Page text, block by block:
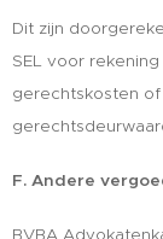
Dit zijn
SEL voor
gerechtskosten
F. Andere
BVBA